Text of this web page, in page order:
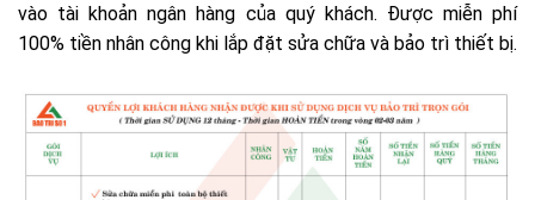
vào tài khoản ngân hàng của quý khách. Được miễn phí
100% tiền nhân công khi lắp đặt sửa chữa và bảo trì thiết bị.